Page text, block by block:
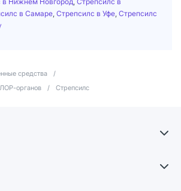
в Самаре Стрепсилс в Уфе Стрепсилс
средства
/
органов
/ Стрепсилс